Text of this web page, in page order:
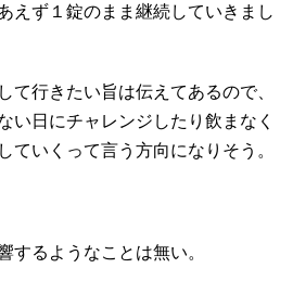
えず１錠のまま継続していきまし
て行きたい旨は伝えてあるので、
い日にチャレンジしたり飲まなく
ていくって言う方向になりそう。
するようなことは無い。